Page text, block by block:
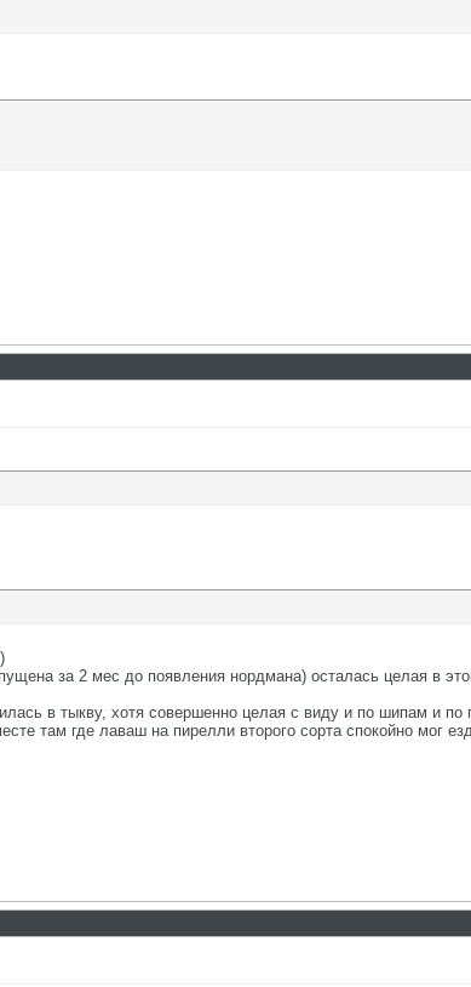
за 2 мес до появления нордмана) осталась целая в
в тыкву, хотя совершенно целая с виду и по шипам и
там где лаваш на пирелли второго сорта спокойно мог